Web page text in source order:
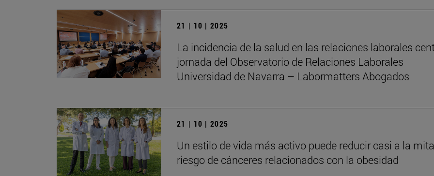
21 | 10 | 2025
La incidencia de la salud en las relaciones laborales
jornada del Observatorio de Relaciones Laborales
Universidad de Navarra – Labormatters Abogados
21 | 10 | 2025
Un estilo de vida más activo puede reducir casi a la
riesgo de cánceres relacionados con la obesidad